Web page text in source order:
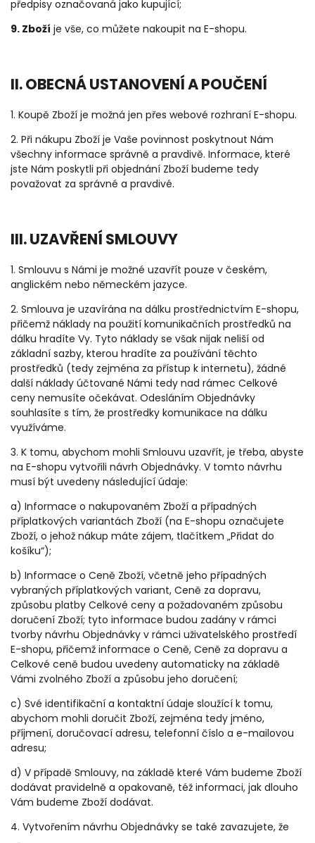
předpisy označovaná jako kupující;
9. Zboží je vše, co můžete nakoupit na E-shopu.
II. OBECNÁ USTANOVENÍ A POUČENÍ
1. Koupě Zboží je možná jen přes webové rozhraní E-shopu.
2. Při nákupu Zboží je Vaše povinnost poskytnout Nám
všechny informace správně a pravdivě. Informace, které
jste Nám poskytli při objednání Zboží budeme tedy
považovat za správné a pravdivé.
III. UZAVŘENÍ SMLOUVY
1. Smlouvu s Námi je možné uzavřít pouze v českém,
anglickém nebo německém jazyce.
2. Smlouva je uzavírána na dálku prostřednictvím E-shopu,
přičemž náklady na použití komunikačních prostředků na
dálku hradíte Vy. Tyto náklady se však nijak neliší od
základní sazby, kterou hradíte za používání těchto
prostředků (tedy zejména za přístup k internetu), žádné
další náklady účtované Námi tedy nad rámec Celkové
ceny nemusíte očekávat. Odesláním Objednávky
souhlasíte s tím, že prostředky komunikace na dálku
využíváme.
3. K tomu, abychom mohli Smlouvu uzavřít, je třeba, abyste
na E-shopu vytvořili návrh Objednávky. V tomto návrhu
musí být uvedeny následující údaje:
a) Informace o nakupovaném Zboží a případných
příplatkových variantách Zboží (na E-shopu označujete
Zboží, o jehož nákup máte zájem, tlačítkem „Přidat do
košíku“);
b) Informace o Ceně Zboží, včetně jeho případných
vybraných příplatkových variant, Ceně za dopravu,
způsobu platby Celkové ceny a požadovaném způsobu
doručení Zboží; tyto informace budou zadány v rámci
tvorby návrhu Objednávky v rámci uživatelského prostředí
E-shopu, přičemž informace o Ceně, Ceně za dopravu a
Celkové ceně budou uvedeny automaticky na základě
Vámi zvolného Zboží a způsobu jeho doručení;
c) Své identifikační a kontaktní údaje sloužící k tomu,
abychom mohli doručit Zboží, zejména tedy jméno,
příjmení, doručovací adresu, telefonní číslo a e-mailovou
adresu;
d) V případě Smlouvy, na základě které Vám budeme Zboží
dodávat pravidelně a opakovaně, též informaci, jak dlouho
Vám budeme Zboží dodávat.
4. Vytvořením návrhu Objednávky se také zavazujete, že